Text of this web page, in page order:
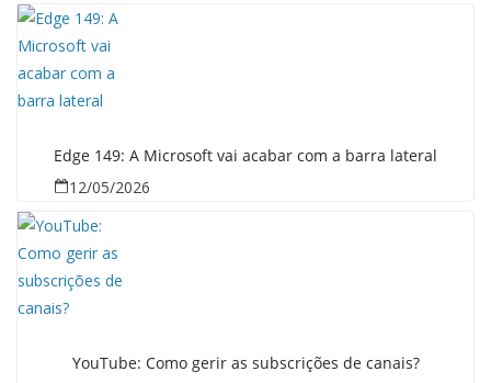
Edge 149: A Microsoft vai acabar com a barra lateral
12/05/2026
YouTube: Como gerir as subscrições de canais?